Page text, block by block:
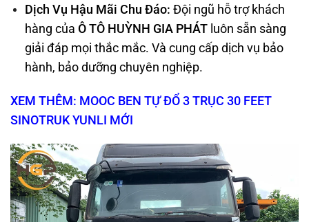
Dịch Vụ Hậu Mãi Chu Đáo: Đội ngũ hỗ trợ khách
hàng của Ô TÔ HUỲNH GIA PHÁTluôn sẵn sàng
giải đáp mọi thắc mắc. Và cung cấp dịch vụ bảo
hành, bảo dưỡng chuyên nghiệp.
XEM THÊM: MOOC BEN TỰ ĐỔ 3 TRỤC 30 FEET
SINOTRUK YUNLI MỚI